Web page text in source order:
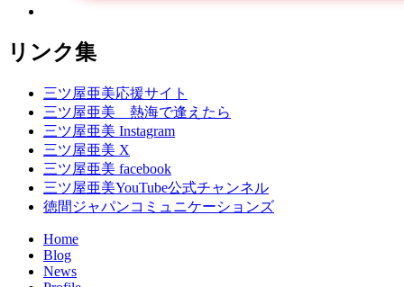
リンク集
三ツ屋亜美応援サイト
三ツ屋亜美 熱海で逢えたら
三ツ屋亜美 Instagram
三ツ屋亜美 X
三ツ屋亜美 facebook
三ツ屋亜美YouTube公式チャンネル
徳間ジャパンコミュニケーションズ
Home
Blog
News